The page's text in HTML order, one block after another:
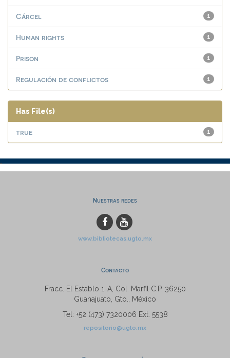
1
Cárcel
1
Human rights
1
Prison
1
Regulación de conflictos
Has File(s)
1
true
Nuestras redes
www.bibliotecas.ugto.mx
Contacto
Fracc. El Establo 1-A, Col. Marfil C.P. 36250
Guanajuato, Gto., México
Tel: +52 (473) 7320006 Ext. 5538
repositorio@ugto.mx